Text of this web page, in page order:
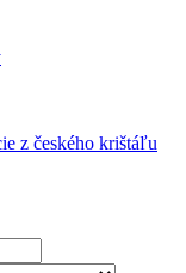
z českého krištáľu